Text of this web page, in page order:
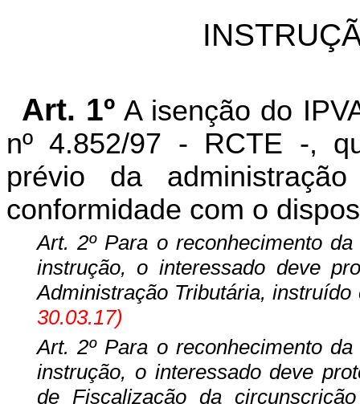
Art. 1º A isenção do
nº 4.852/97 - RCTE -,
prévio da
conformidade com o
Art. 2ºPara o reconhecimento
instrução, o interessado deve
Administração Tributária,
30.03.17)
Art. 2º Para o reconhecimento
instrução, o interessado deve
de Fiscalização da